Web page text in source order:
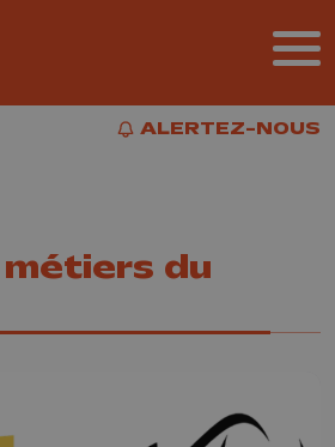
ALERTEZ-NOUS
ALERTEZ-NOUS
du